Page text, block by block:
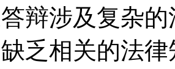
辩涉及复杂
乏相关的法